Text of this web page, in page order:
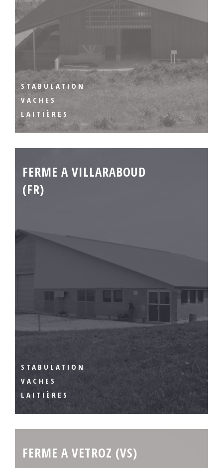
STABULATION
VACHES
LAITIÈRES
FERME A VILLARABOUD
(FR)
STABULATION
VACHES
LAITIÈRES
FERME A VETROZ (VS)